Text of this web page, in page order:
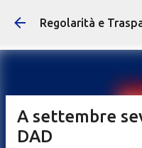
Passa ai
A settembre
DAD